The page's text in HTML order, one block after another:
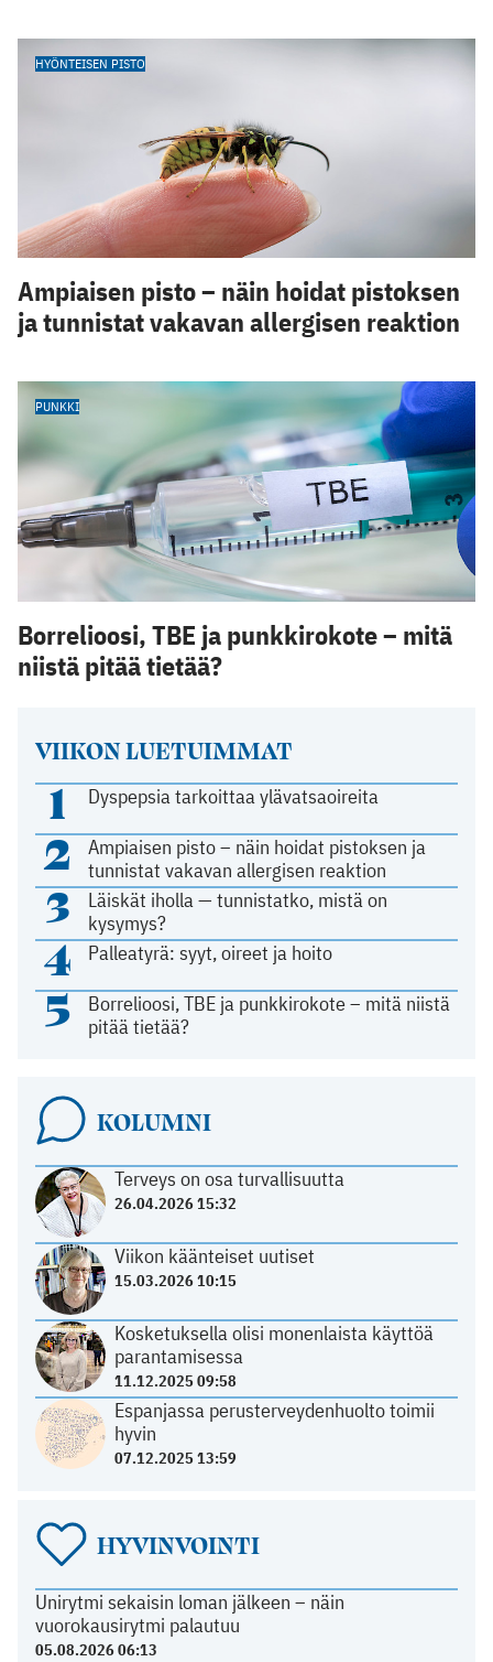
VIIKON LUETUIMMAT
1 Dyspepsia tarkoittaa ylävatsaoireita
2
Ampiaisen pisto – näin hoidat pistoksen ja
tunnistat vakavan allergisen reaktion
3
Läiskät iholla — tunnistatko, mistä on
kysymys?
4 Palleatyrä: syyt, oireet ja hoito
5
Borrelioosi, TBE ja punkkirokote – mitä niistä
pitää tietää?
KOLUMNI
Terveys on osa turvallisuutta
26.04.2026 15:32
Viikon käänteiset uutiset
15.03.2026 10:15
Kosketuksella olisi monenlaista käyttöä
parantamisessa
11.12.2025 09:58
Espanjassa perusterveydenhuolto toimii
hyvin
07.12.2025 13:59
HYVINVOINTI
Unirytmi sekaisin loman jälkeen – näin
vuorokausirytmi palautuu
05.08.2026 06:13
HYÖNTEISEN PISTO
Ampiaisen pisto – näin hoidat pistoksen
ja tunnistat vakavan allergisen reaktion
PUNKKI
Borrelioosi, TBE ja punkkirokote – mitä
niistä pitää tietää?